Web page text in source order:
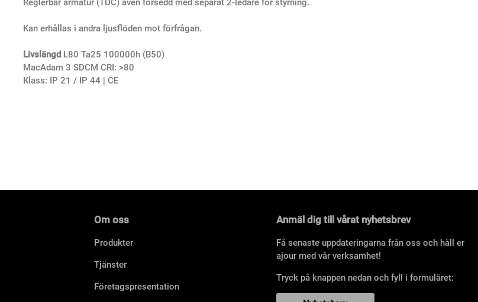
Kan erhållas i andra ljusflöden mot förfrågan.
Livslängd L80 Ta25 100000h (B50)
MacAdam 3 SDCM CRI: >80
Klass: IP 21 / IP 44 | CE
Om oss
Produkter
Tjänster
Företagspresentation
Anmäl dig till vårat nyhetsbrev
Få senaste uppdateringarna från oss och håll er
ajour med vår verksamhet!
Tryck på knappen nedan och fyll i formuläret: